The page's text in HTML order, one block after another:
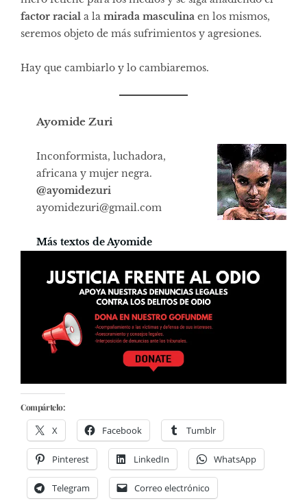
factor racial a la mirada masculina en los mismos,
seremos objeto de más sufrimientos y agresiones.
Hay que cambiarlo y lo cambiaremos.
Ayomide Zuri
Inconformista, luchadora,
africana y mujer negra.
@ayomidezuri
ayomidezuri@gmail.com
Más textos de Ayomide
Compártelo:
X Facebook Tumblr
Pinterest LinkedIn WhatsApp
Telegram Correo electrónico